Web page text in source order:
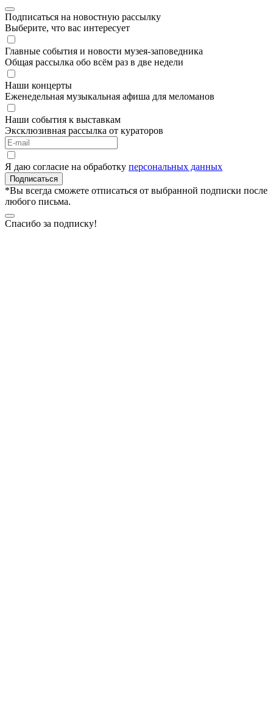
Подписаться на новостную рассылку
Выберите, что вас интересует
Главные события и новости музея-заповедника
Общая рассылка обо всём раз в две недели
Наши концерты
Еженедельная музыкальная афиша для меломанов
Наши события к выставкам
Эксклюзивная рассылка от кураторов
Я даю согласие на обработку персональных данных
Подписаться
*Вы всегда сможете отписаться от выбранной подписки после
любого письма.
Спасибо за подписку!